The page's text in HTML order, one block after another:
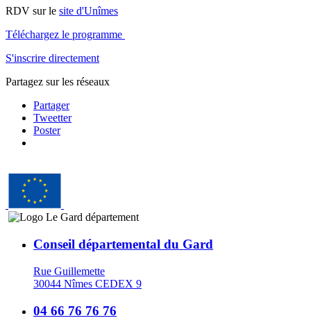
RDV sur le site d'Unîmes
Téléchargez le programme
S'inscrire directement
Partagez sur les réseaux
Partager
Tweetter
Poster
Conseil départemental du Gard
Rue Guillemette
30044 Nîmes CEDEX 9
04 66 76 76 76